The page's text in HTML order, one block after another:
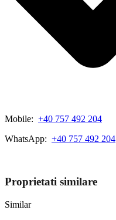
Mobile: +40 757 492 204
WhatsApp: +40 757 492 204
Proprietati similare
Similar